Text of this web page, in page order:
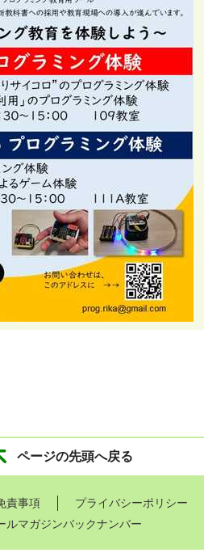
ページの先頭へ戻る
責事項 プライバシーポリシー
ルマガジンバックナンバー